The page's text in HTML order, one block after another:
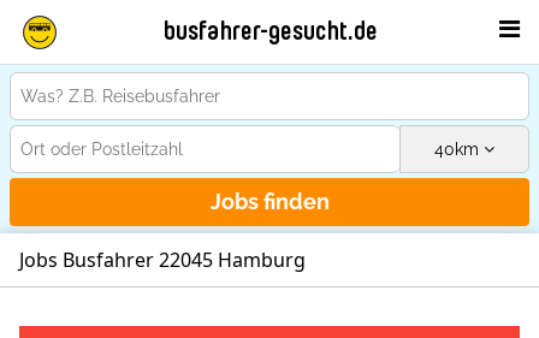
busfahrer-gesucht.de
40km
Jobs finden
Jobs Busfahrer 22045 Hamburg